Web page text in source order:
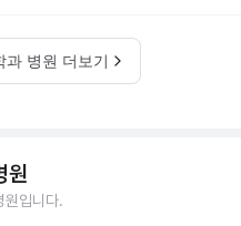
과 병원 더보기
원
원입니다.